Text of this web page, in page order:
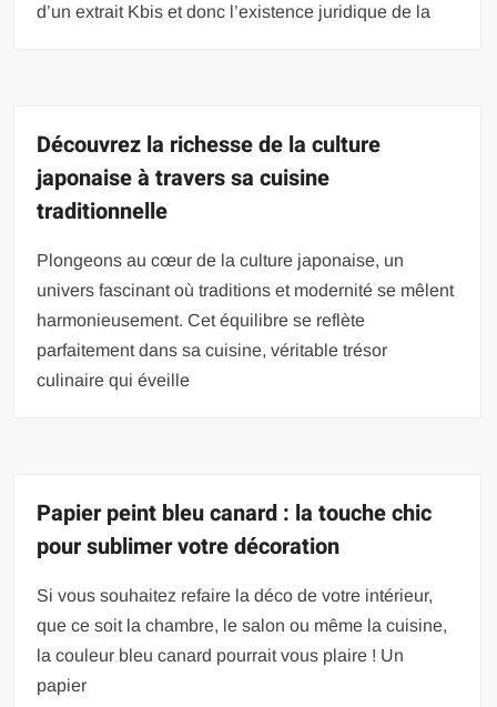
d’un extrait Kbis et donc l’existence juridique de la
Découvrez la richesse de la culture
japonaise à travers sa cuisine
traditionnelle
Plongeons au cœur de la culture japonaise, un
univers fascinant où traditions et modernité se mêlent
harmonieusement. Cet équilibre se reflète
parfaitement dans sa cuisine, véritable trésor
culinaire qui éveille
Papier peint bleu canard : la touche chic
pour sublimer votre décoration
Si vous souhaitez refaire la déco de votre intérieur,
que ce soit la chambre, le salon ou même la cuisine,
la couleur bleu canard pourrait vous plaire ! Un
papier